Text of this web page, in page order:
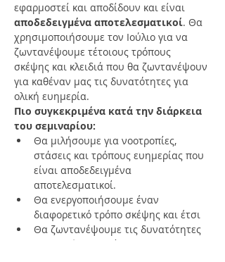
εφαρμοστεί και αποδίδουν και είναι
αποδεδειγμένα αποτελεσματικοί. Θα
χρησιμοποιήσουμε τον Ιούλιο για να
ζωντανέψουμε τέτοιους τρόπους
σκέψης και κλειδιά που θα ζωντανέψουν
για καθέναν μας τις δυνατότητες για
ολική ευημερία.
Πιο συγκεκριμένα κατά την διάρκεια
του σεμιναρίου:
Θα μιλήσουμε για νοοτροπίες,
στάσεις και τρόπους ευημερίας που
είναι αποδεδειγμένα
αποτελεσματικοί.
Θα ενεργοποιήσουμε έναν
διαφορετικό τρόπο σκέψης και έτσι
Θα ζωντανέψουμε τις δυνατότητες
για ολική ευημερία